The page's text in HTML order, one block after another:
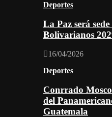
Deportes
La Paz será
Bolivarianos
16/04/2026
Deportes
Conrrado
del
Guatemala